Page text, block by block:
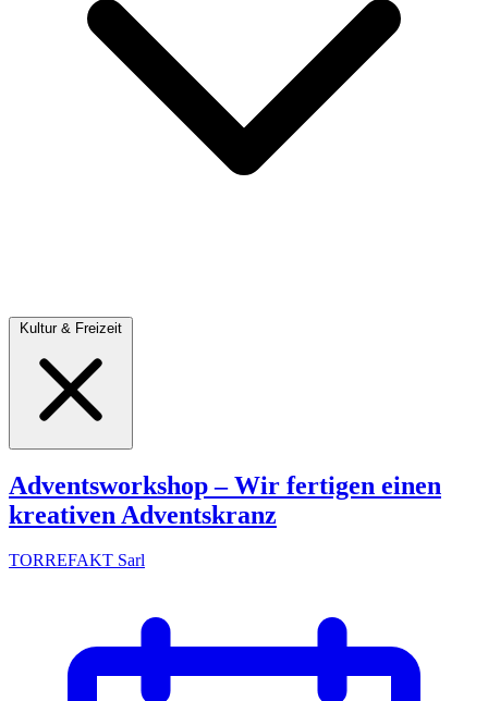
Kultur & Freizeit
Adventsworkshop – Wir fertigen einen
kreativen Adventskranz
TORREFAKT Sarl